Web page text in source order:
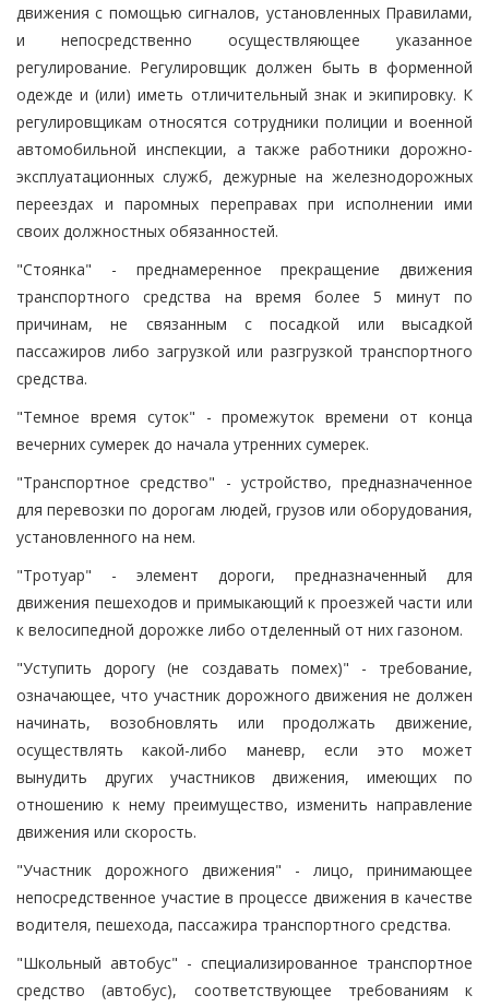
движения с помощью сигналов, установленных Правилами,
и непосредственно осуществляющее указанное
регулирование. Регулировщик должен быть в форменной
одежде и (или) иметь отличительный знак и экипировку. К
регулировщикам относятся сотрудники полиции и военной
автомобильной инспекции, а также работники дорожно-
эксплуатационных служб, дежурные на железнодорожных
переездах и паромных переправах при исполнении ими
своих должностных обязанностей.
"Стоянка" - преднамеренное прекращение движения
транспортного средства на время более 5 минут по
причинам, не связанным с посадкой или высадкой
пассажиров либо загрузкой или разгрузкой транспортного
средства.
"Темное время суток" - промежуток времени от конца
вечерних сумерек до начала утренних сумерек.
"Транспортное средство" - устройство, предназначенное
для перевозки по дорогам людей, грузов или оборудования,
установленного на нем.
"Тротуар" - элемент дороги, предназначенный для
движения пешеходов и примыкающий к проезжей части или
к велосипедной дорожке либо отделенный от них газоном.
"Уступить дорогу (не создавать помех)" - требование,
означающее, что участник дорожного движения не должен
начинать, возобновлять или продолжать движение,
осуществлять какой-либо маневр, если это может
вынудить других участников движения, имеющих по
отношению к нему преимущество, изменить направление
движения или скорость.
"Участник дорожного движения" - лицо, принимающее
непосредственное участие в процессе движения в качестве
водителя, пешехода, пассажира транспортного средства.
"Школьный автобус" - специализированное транспортное
средство (автобус), соответствующее требованиям к